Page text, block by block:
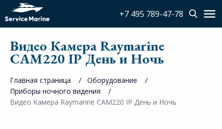
+7 495 789-47-78
Видео Камера Raymarine
CAM220 IP День и Ночь
Главная страница
Оборудование
Приборы ночного видения
Видео Камера Raymarine CAM220 IP День и Ночь